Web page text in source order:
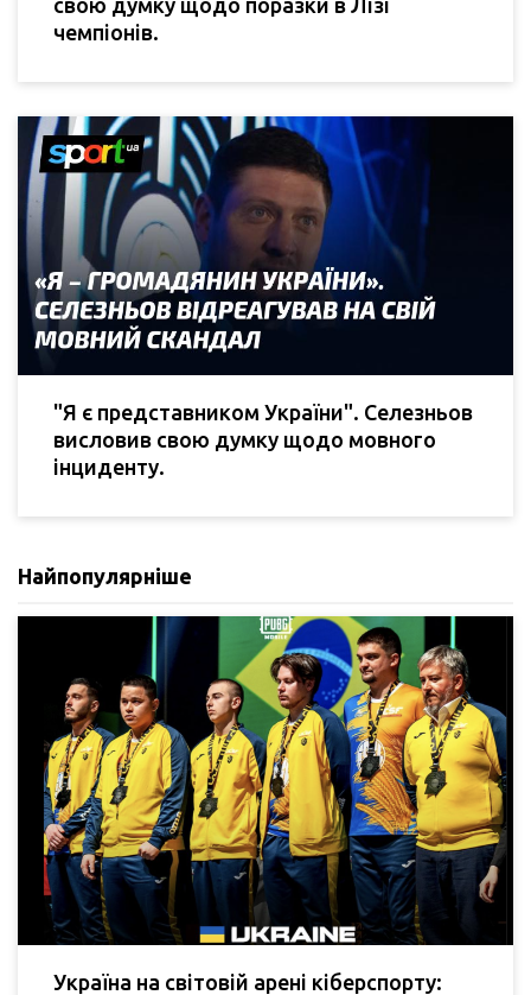
чемпіонів.
"Я є представником України". Селезньов
висловив свою думку щодо мовного
інциденту.
Найпопулярніше
Україна на світовій арені кіберспорту: